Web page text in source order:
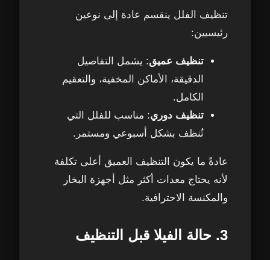
تنظيف الفلل ينقسم عادة إلى نوعين
رئيسيين:
تنظيف عميق: يشمل التفاصيل
الدقيقة، الأماكن المخفية، والتعقيم
الكامل.
تنظيف دوري: مناسب للفلل التي
تُنظف بشكل أسبوعي ومستمر.
عادةً ما يكون التنظيف العميق أعلى تكلفة
لأنه يحتاج معدات أكثر مثل أجهزة البخار
والمكنسة الاحترافية.
3. حالة الفيلا قبل التنظيف